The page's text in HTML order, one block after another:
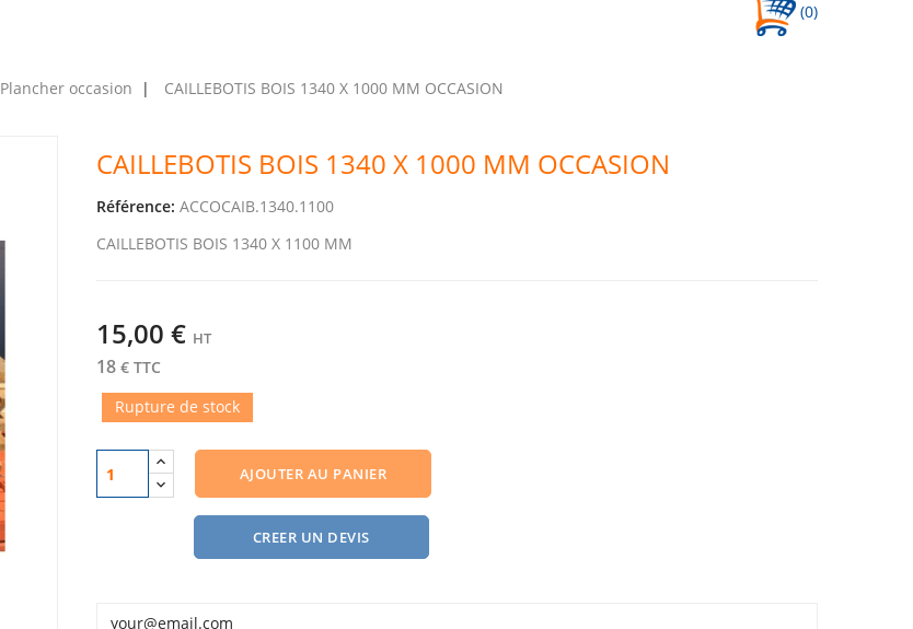
(0)
Plancher occasion CAILLEBOTIS BOIS 1340 X 1000 MM OCCASION
CAILLEBOTIS BOIS 1340 X 1000 MM OCCASION
Référence: ACCOCAIB.1340.1100
CAILLEBOTIS BOIS 1340 X 1100 MM
15,00 € HT
18€ TTC
Rupture de stock
AJOUTER AU PANIER
CREER UN DEVIS